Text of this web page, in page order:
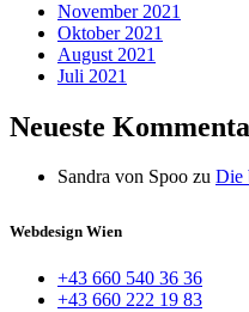
November 2021
Oktober 2021
August 2021
Juli 2021
Neueste
Sandra von Spoo zu Die
Webdesign Wien
+43 660 540 36 36
+43 660 222 19 83